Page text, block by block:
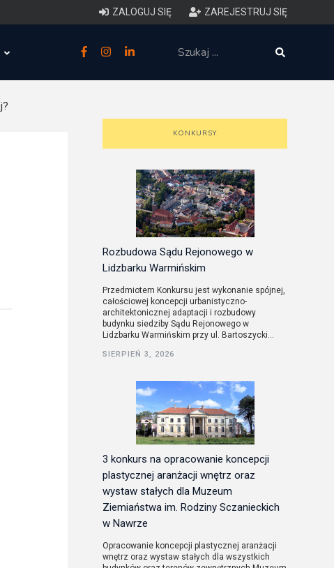
ZALOGUJ SIĘ ZAREJESTRUJ SIĘ
zakres i forma projektu
przestrzennym
autorskie
KONKURSY
Rozbudowa Sądu Rejonowego w
Lidzbarku Warmińskim
Przedmiotem Konkursu jest wykonanie spójnej,
całościowej koncepcji urbanistyczno-
architektonicznej adaptacji i rozbudowy
budynku siedziby Sądu Rejonowego w
Lidzbarku Warmińskim przy ul. Bartoszycki...
SIERPIEŃ 3, 2026
3 konkurs na opracowanie koncepcji
plastycznej aranżacji wnętrz oraz
wystaw stałych dla Muzeum
Ziemiaństwa im. Rodziny Sczanieckich
w Nawrze
Opracowanie koncepcji plastycznej aranżacji
wnętrz oraz wystaw stałych dla wszystkich